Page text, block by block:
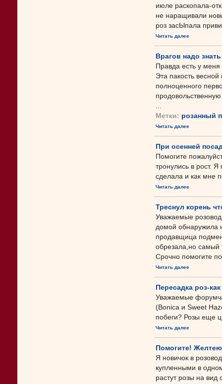
июле раскопала-
не наращивали
роз засЫпала
Читать далее
Врагов надо
Правда есть у
Эта пакость
полноценного
...
Метки: розанный
Читать далее
При осенней
Помогите
тронулись в рост.
сделала и как мне
Читать далее
Треснул корень
Уважаемые
домой обнаружила
продавщица
обрезала,но самый
Срочно помогите
Читать далее
Пересадка роз-
Уважаемые
(Bonica и Sweet
побеги? Розы еще
Читать далее
Помогите!
Я новичок в
купленными в
растут розы на